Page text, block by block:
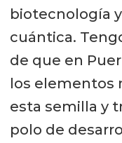
biotecnología
cuántica.
de que en
los elementos
esta semilla y
polo de